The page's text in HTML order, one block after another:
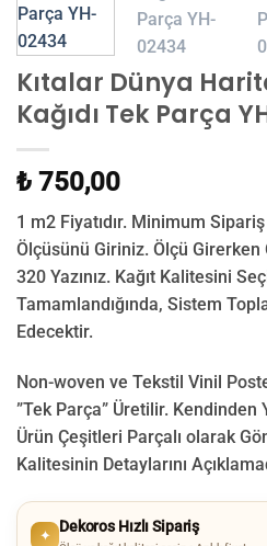
Kıtalar Dünya
Kağıdı Tek Parça
₺ 750,00
1 m2 Fiyatıdır. Minimum Sipariş
Ölçüsünü Giriniz. Ölçü
320 Yazınız. Kağıt Kalitesini
Tamamlandığında, Sistem
Edecektir.
Non-woven ve Tekstil Vinil
”Tek Parça” Üretilir. Kendinden
Ürün Çeşitleri Parçalı olarak
Kalitesinin Detaylarını
✦
Dekoros Hızlı Sipariş